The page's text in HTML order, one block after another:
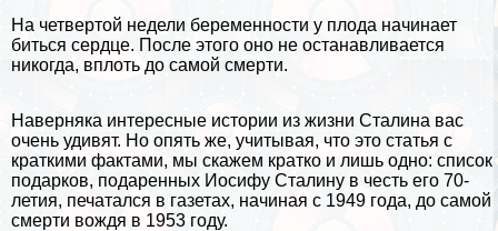
На четвертой недели беременности у плода начинает
биться сердце. После этого оно не останавливается
никогда, вплоть до самой cмepти.
Наверняка интересные истории из жизни Сталина вас
очень удивят. Но опять же, учитывая, что это статья с
краткими фактами, мы скажем кратко и лишь одно: список
подарков, подаренных Иосифу Сталину в честь его 70-
летия, печатался в газетах, начиная с 1949 года, до самой
cмepти вождя в 1953 году.